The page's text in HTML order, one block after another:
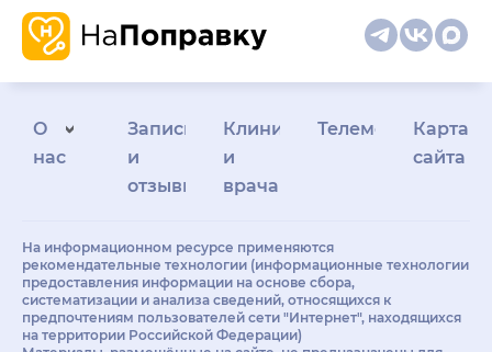
О
нас
Запись
и
отзывы
Клиникам
и
врачам
Телемедицина
Карта
сайта
На информационном ресурсе применяются
рекомендательные технологии (информационные технологии
предоставления информации на основе сбора,
систематизации и анализа сведений, относящихся к
предпочтениям пользователей сети "Интернет", находящихся
на территории Российской Федерации)